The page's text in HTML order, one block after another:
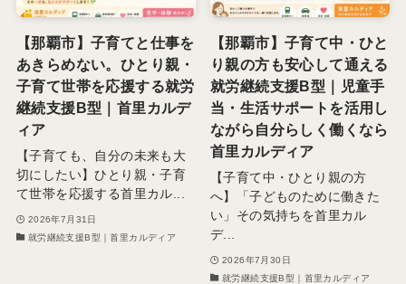
【那覇市】子育てと仕事を
あきらめない。ひとり親・
子育て世帯を応援する就労
継続支援B型｜首里カルデ
ィア
【子育ても、自分の未来も大
切にしたい】ひとり親・子育
て世帯を応援する首里カル...
2026年7月31日
就労継続支援B型｜首里カルディア
【那覇市】子育て中・ひと
り親の方も安心して通える
就労継続支援B型｜児童手
当・生活サポートを活用し
ながら自分らしく働くなら
首里カルディア
【子育て中・ひとり親の方
へ】「子どものために働きた
い」その気持ちを首里カル
デ...
2026年7月30日
就労継続支援B型｜首里カルディア